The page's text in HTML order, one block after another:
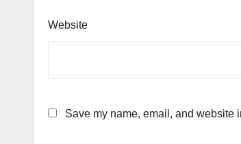
Website
Save my name, email, and website